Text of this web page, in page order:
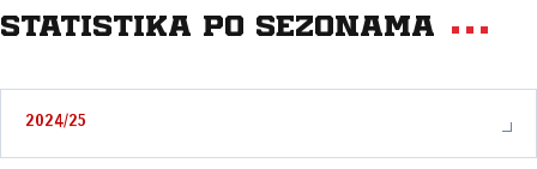
Statistika po sezonama
2024/25